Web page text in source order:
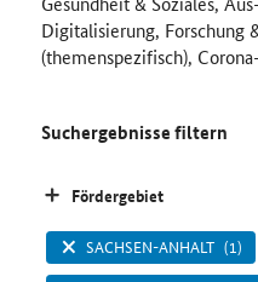
Digitalisierung, Forschung
(themenspezifisch),
Suchergebnisse filtern
Fördergebiet
SACHSEN-ANHALT (1)